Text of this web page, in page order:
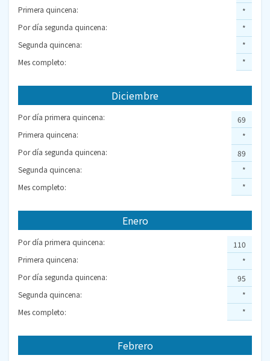
Primera quincena:
Por día segunda quincena:
Segunda quincena:
Mes completo:
*
*
*
*
Diciembre
Por día primera quincena:
Primera quincena:
Por día segunda quincena:
Segunda quincena:
Mes completo:
69
*
89
*
*
Enero
Por día primera quincena:
Primera quincena:
Por día segunda quincena:
Segunda quincena:
Mes completo:
110
*
95
*
*
Febrero